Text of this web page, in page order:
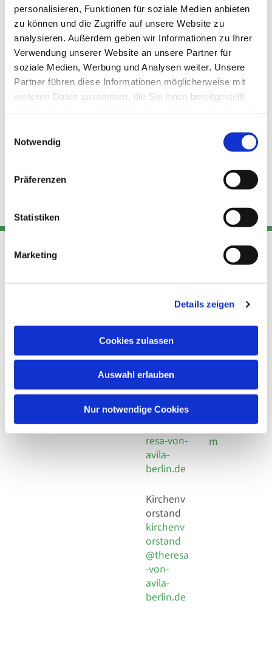
personalisieren, Funktionen für soziale Medien anbieten
zu können und die Zugriffe auf unsere Website zu
analysieren. Außerdem geben wir Informationen zu Ihrer
Verwendung unserer Website an unsere Partner für
soziale Medien, Werbung und Analysen weiter. Unsere
Partner führen diese Informationen möglicherweise mit
weiteren Daten zusammen, die Sie ihnen bereitgestellt
Notwendig
Präferenzen
Statistiken
Marketing
Details zeigen
Cookies zulassen
Auswahl erlauben
Nur notwendige Cookies
Adresse
Kirchengemeinde Pfarrei
Hl. Theresa von Avila Berlin
Leitender Pfarrer - Norbert
Behaimstr. 39
Kont
Telefon
+49 30
924 64 28
Fax +49
30 924 54
18
E-Mail
info@the
resa-von-
avila-
berlin.de
Kirchenv
orstand
kirchenv
orstand
@theresa
-von-
avila-
berlin.de
Links
Datensch
utz
Social
Impressu
m